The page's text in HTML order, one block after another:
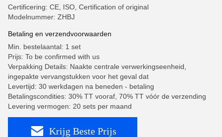
Certificering: CE, ISO, Certification of original
Modelnummer: ZHBJ
Betaling en verzendvoorwaarden
Min. bestelaantal: 1 set
Prijs: To be confirmed with us
Verpakking Details: Naakte centrale verwerkingseenheid,
ingepakte vervangstukken voor het geval dat
Levertijd: 30 werkdagen na beneden - betaling
Betalingscondities: 30% TT vooraf, 70% TT vóór de verzending
Levering vermogen: 20 sets per maand
Krijg Beste Prijs